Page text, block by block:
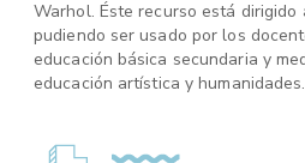
Warhol. Éste recurso está
pudiendo ser usado por los
educación básica secundaria y
educación artística y humanidades.